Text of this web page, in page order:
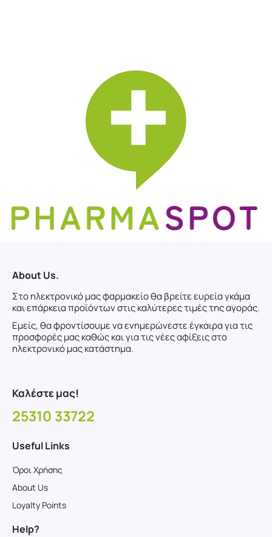
About Us.
Στο ηλεκτρονικό μας φαρμακείο θα βρείτε ευρεία γκάμα
και επάρκεια προϊόντων στις καλύτερες τιμές της αγοράς.
Εμείς, θα φροντίσουμε να ενημερώνεστε έγκαιρα για τις
προσφορές μας καθώς και για τις νέες αφίξεις στο
ηλεκτρονικό μας κατάστημα.
Καλέστε μας!
25310 33722
Useful Links
Όροι Χρήσης
About Us
Loyalty Points
Help?